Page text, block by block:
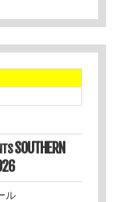
SOUTHERN
ル